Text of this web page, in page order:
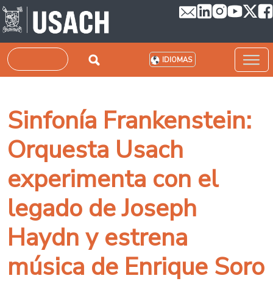
Pasar al contenido principal
Buscar IDIOMAS
Sinfonía Frankenstein:
Orquesta Usach
experimenta con el
legado de Joseph
Haydn y estrena
música de Enrique Soro